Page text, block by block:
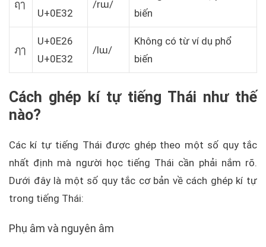
ฤๅ
U+0E32
/rɯ/
biến
ฦๅ
U+0E26
U+0E32
/lɯ/
Không có từ ví dụ phổ
biến
Cách ghép kí tự tiếng Thái như thế
nào?
Các kí tự tiếng Thái được ghép theo một số quy tắc
nhất định mà người học tiếng Thái cần phải nắm rõ.
Dưới đây là một số quy tắc cơ bản về cách ghép kí tự
trong tiếng Thái:
Phụ âm và nguyên âm